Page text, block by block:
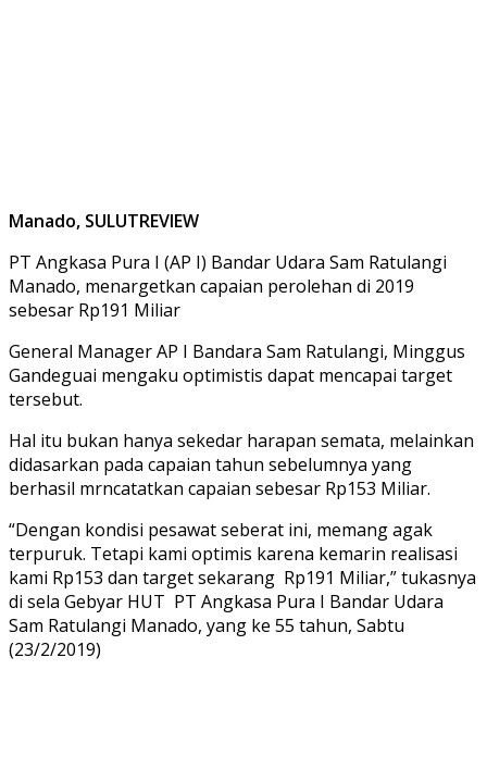
Manado, SULUTREVIEW
PT Angkasa Pura I (AP I) Bandar Udara Sam Ratulangi
Manado, menargetkan capaian perolehan di 2019
sebesar Rp191 Miliar
General Manager AP I Bandara Sam Ratulangi, Minggus
Gandeguai mengaku optimistis dapat mencapai target
tersebut.
Hal itu bukan hanya sekedar harapan semata, melainkan
didasarkan pada capaian tahun sebelumnya yang
berhasil mrncatatkan capaian sebesar Rp153 Miliar.
“Dengan kondisi pesawat seberat ini, memang agak
terpuruk. Tetapi kami optimis karena kemarin realisasi
kami Rp153 dan target sekarang Rp191 Miliar,” tukasnya
di sela Gebyar HUT PT Angkasa Pura I Bandar Udara
Sam Ratulangi Manado, yang ke 55 tahun, Sabtu
(23/2/2019)